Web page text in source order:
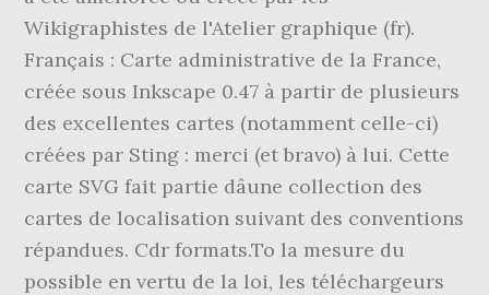
Wikigraphistes de l'Atelier graphique (fr).
Français : Carte administrative de la France,
créée sous Inkscape 0.47 à partir de plusieurs
des excellentes cartes (notamment celle-ci)
créées par Sting : merci (et bravo) à lui. Cette
carte SVG fait partie dâune collection des
cartes de localisation suivant des conventions
répandues. Cdr formats.To la mesure du
possible en vertu de la loi, les téléchargeurs